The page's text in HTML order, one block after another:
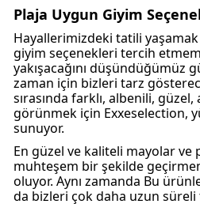
Plaja Uygun Giyim
Hayallerimizdeki tatili
giyim seçenekleri tercih
yakışacağını düşündüğümüz
zaman için bizleri tarz
sırasında farklı, albenili,
görünmek için Exxeselection,
sunuyor.
En güzel ve kaliteli mayolar ve
muhteşem bir şekilde
oluyor. Aynı zamanda Bu
da bizleri çok daha uzun süreli